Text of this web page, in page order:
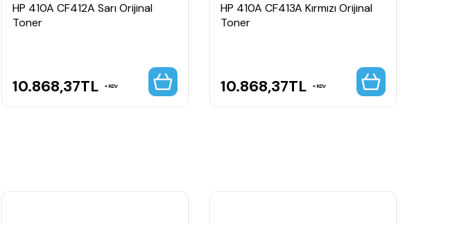
HP 410A CF412A Sarı Orijinal
Toner
10.868,37TL KDV
HP 410A CF413A Kırmızı Orijinal
Toner
10.868,37TL KDV